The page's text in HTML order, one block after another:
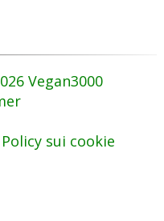
Vegan3000
sui cookie